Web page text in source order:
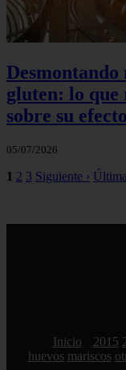
Desmontando
gluten: lo que
sobre su
05/07/2026
1 2 3 Siguiente ›
Inicio 2015
huevos mariscos